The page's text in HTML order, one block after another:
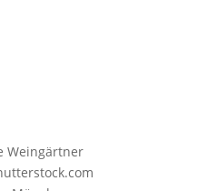
Weingärtner